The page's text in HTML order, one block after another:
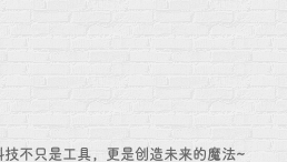
不只是工具，更是创造未来的魔法~